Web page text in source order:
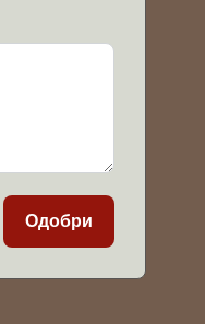
Одобри